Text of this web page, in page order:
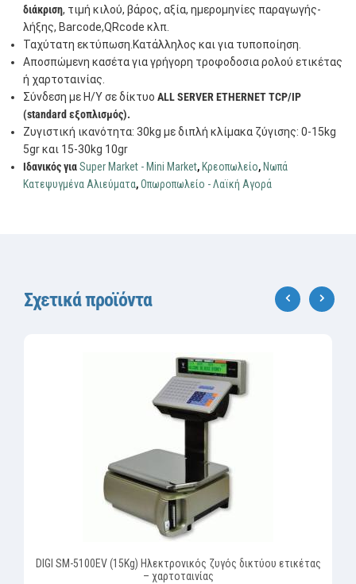
διάκριση, τιμή κιλού, βάρος, αξία, ημερομηνίες παραγωγής-
λήξης, Barcode,QRcode κλπ.
Ταχύτατη εκτύπωση.Κατάλληλος και για τυποποίηση.
Αποσπώμενη κασέτα για γρήγορη τροφοδοσια ρολού ετικέτας
ή χαρτοταινίας.
Σύνδεση με Η/Υ σε δίκτυο ALL SERVER ETHERNET TCP/IP
(standard εξοπλισμός).
Ζυγιστική ικανότητα: 30kg με διπλή κλίμακα ζύγισης: 0-15kg
5gr και 15-30kg 10gr
Ιδανικός γιαSuper Market - Mini Market, Κρεοπωλείο, Νωπά
Κατεψυγμένα Αλιεύματα,Οπωροπωλείο - Λαϊκή Αγορά
Σχετικά προϊόντα
DIGI SM-5100EV (15Kg) Ηλεκτρονικός ζυγός δικτύου ετικέτας
– χαρτοταινίας